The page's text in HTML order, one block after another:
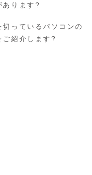
あります?
っているパソコンの
ご紹介します?️